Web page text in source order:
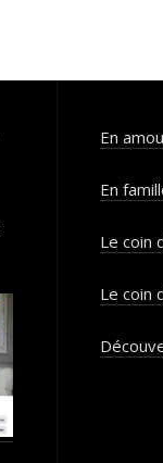
En
En
Le coin
Le coin